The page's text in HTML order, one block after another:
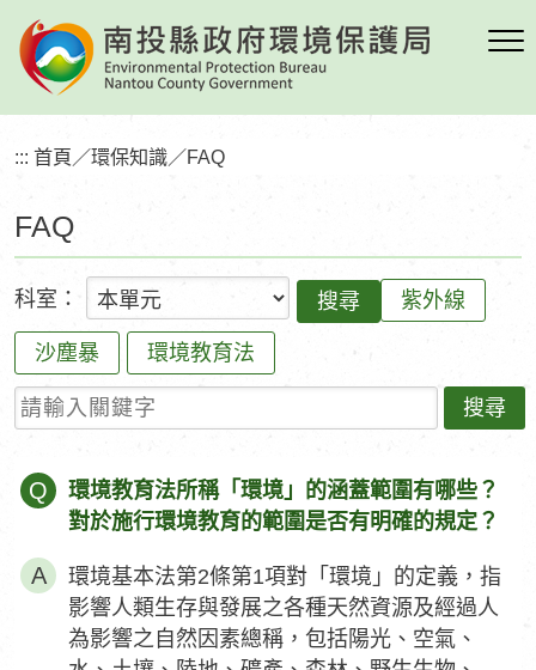
到
要
塊FAQ
::: 首頁 ／環保知識／FAQ
科室： 紫外線
沙塵暴
環境教育法
請輸入關鍵字
Q
環境教育法所稱「環境」的涵蓋範圍有哪些？
對於施行環境教育的範圍是否有明確的規定？
環境基本法第2條第1項對「環境」的定義，指
影響人類生存與發展之各種天然資源及經過人
為影響之自然因素總稱，包括陽光、空氣、